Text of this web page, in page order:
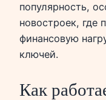
популярность,
новостроек, где
финансовую
ключей.
Как